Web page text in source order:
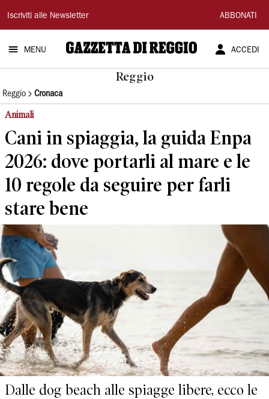
Gazzetta
di
Reggio
Iscriviti alle Newsletter ABBONATI
MENU ACCEDI
Reggio
Reggio Cronaca
Animali
Cani in spiaggia, la guida Enpa
2026: dove portarli al mare e le
10 regole da seguire per farli
stare bene
Dalle dog beach alle spiagge libere, ecco le